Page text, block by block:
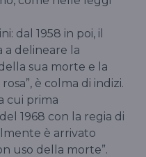
dal 1958 in poi, il
a delineare la
sua morte e la
è colma di indizi.
cui prima
1968 con la regia di
è arrivato
uso della morte”.